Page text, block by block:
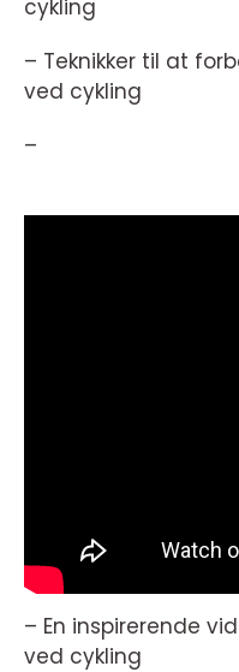
cykling
– Teknikker til at
ved cykling
–
– En inspirerende
ved cykling